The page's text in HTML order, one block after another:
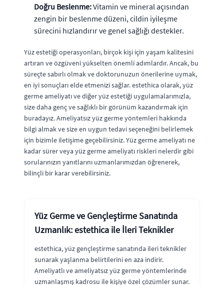
Doğru Beslenme:Vitamin ve mineral açısından
zengin bir beslenme düzeni, cildin iyileşme
sürecini hızlandırır ve genel sağlığı destekler.
Yüz estetiği operasyonları, birçok kişi için yaşam kalitesini
artıran ve özgüveni yükselten önemli adımlardır. Ancak, bu
süreçte sabırlı olmak ve doktorunuzun önerilerine uymak,
en iyi sonuçları elde etmenizi sağlar. estethica olarak, yüz
germe ameliyatı ve diğer yüz estetiği uygulamalarımızla,
size daha genç ve sağlıklı bir görünüm kazandırmak için
buradayız. Ameliyatsız yüz germe yöntemleri hakkında
bilgi almak ve size en uygun tedavi seçeneğini belirlemek
için bizimle iletişime geçebilirsiniz. Yüz germe ameliyatı ne
kadar sürer veya yüz germe ameliyatı riskleri nelerdir gibi
sorularınızın yanıtlarını uzmanlarımızdan öğrenerek,
bilinçli bir karar verebilirsiniz.
Yüz Germe ve Gençleştirme Sanatında
Uzmanlık: estethica ile İleri Teknikler
estethica, yüz gençleştirme sanatında ileri teknikler
sunarak yaşlanma belirtilerini en aza indirir.
Ameliyatlı ve ameliyatsız yüz germe yöntemlerinde
uzmanlaşmış kadrosu ile kişiye özel çözümler sunar.